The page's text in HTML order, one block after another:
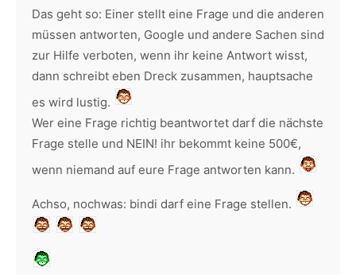
Das geht so: Einer stellt eine Frage und die anderen
müssen antworten, Google und andere Sachen sind
zur Hilfe verboten, wenn ihr keine Antwort wisst,
dann schreibt eben Dreck zusammen, hauptsache
es wird lustig.
Wer eine Frage richtig beantwortet darf die nächste
Frage stelle und NEIN! ihr bekommt keine 500€,
wenn niemand auf eure Frage antworten kann.
Achso, nochwas: bindi darf eine Frage stellen.